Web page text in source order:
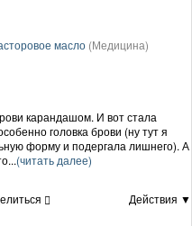
масло (Медицина)
карандашом. И вот стала
головка брови (ну тут я
форму и подергала лишнего). А
(читать далее)
Действия ▼